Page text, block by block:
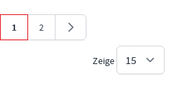
Sie lesen gerade die Seite
1 Seite
2
Zeige